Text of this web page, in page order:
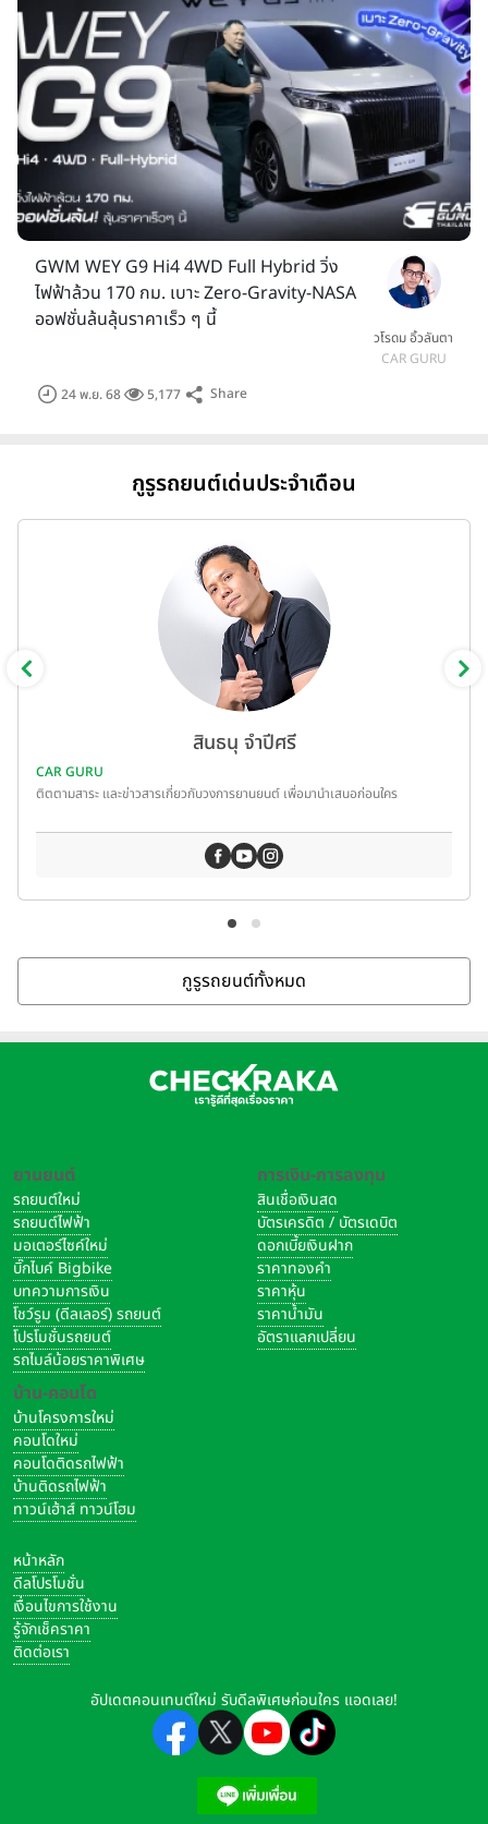
GWM WEY G9 Hi4 4WD Full Hybrid วิ่ง
ไฟฟ้าล้วน 170 กม. เบาะ Zero-Gravity-NASA
ออฟชั่นล้นลุ้นราคาเร็ว ๆ นี้
วโรดม อิ้วลันตา
CAR GURU
24 พ.ย. 68
5,177 Share
กูรูรถยนต์เด่นประจำเดือน
สินธนุ จำปีศรี
CAR GURU
ติตตามสาระ และข่าวสารเกี่ยวกับวงการยานยนต์ เพื่อมานำเสนอก่อนใคร
กูรูรถยนต์ทั้งหมด
ยานยนต์
รถยนต์ใหม่
รถยนต์ไฟฟ้า
มอเตอร์ไซค์ใหม่
บิ๊กไบค์ Bigbike
บทความการเงิน
โชว์รูม (ดีลเลอร์) รถยนต์
โปรโมชั่นรถยนต์
รถไมล์น้อยราคาพิเศษ
บ้าน-คอนโด
บ้านโครงการใหม่
คอนโดใหม่
คอนโดติดรถไฟฟ้า
บ้านติดรถไฟฟ้า
ทาวน์เฮ้าส์ ทาวน์โฮม
การเงิน-การลงทุน
สินเชื่อเงินสด
บัตรเครดิต / บัตรเดบิต
ดอกเบี้ยเงินฝาก
ราคาทองคำ
ราคาหุ้น
ราคาน้ำมัน
อัตราแลกเปลี่ยน
หน้าหลัก
ดีลโปรโมชั่น
เงื่อนไขการใช้งาน
รู้จักเช็คราคา
ติดต่อเรา
อัปเดตคอนเทนต์ใหม่ รับดีลพิเศษก่อนใคร แอดเลย!